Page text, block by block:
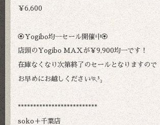
￥6,600
🏵️Yogibo均一セール開催中🏵️
店頭のYogibo MAXが￥9,900均一です！
在庫なくなり次第終了のセールとなりますので
お早めにお越しください🏃³₃
**************************
soko＋千葉店